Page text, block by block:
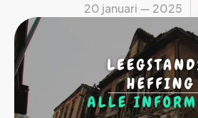
20 januari — 2025